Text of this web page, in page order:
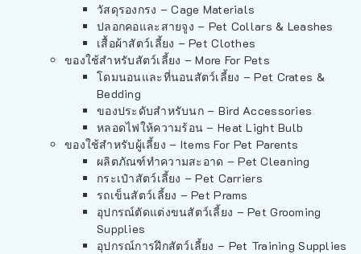
วัสดุรองกรง – Cage Materials
ปลอกคอและสายจูง – Pet Collars & Leashes
เสื้อผ้าสัตว์เลี้ยง – Pet Clothes
ของใช้สำหรับสัตว์เลี้ยง – More For Pets
โดมนอนและที่นอนสัตว์เลี้ยง – Pet Crates &
Bedding
ของประดับสำหรับนก – Bird Accessories
หลอดไฟให้ความร้อน – Heat Light Bulb
ของใช้สำหรับผู้เลี้ยง – Items For Pet Parents
ผลิตภัณฑ์ทำความสะอาด – Pet Cleaning
กระเป๋าสัตว์เลี้ยง – Pet Carriers
รถเข็นสัตว์เลี้ยง – Pet Prams
อุปกรณ์ตัดแต่งขนสัตว์เลี้ยง – Pet Grooming
Supplies
อุปกรณ์การฝึกสัตว์เลี้ยง – Pet Training Supplies